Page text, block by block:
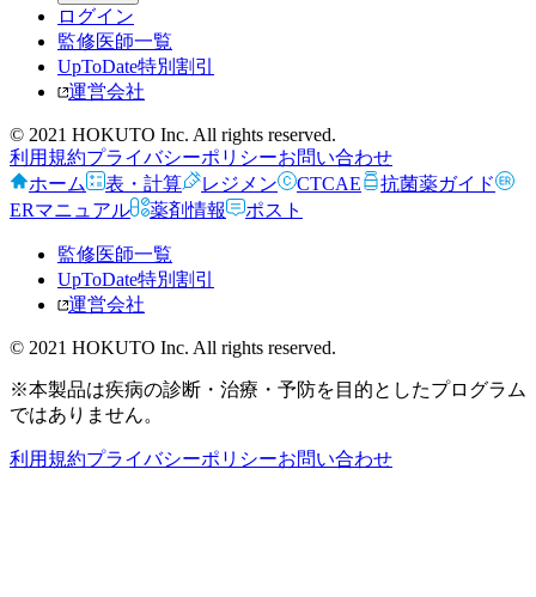
ログイン
監修医師一覧
UpToDate特別割引
運営会社
© 2021 HOKUTO Inc. All rights reserved.
利用規約プライバシーポリシーお問い合わせ
ホーム
表・計算 レジメン CTCAE
抗菌薬ガイド
ERマニュアル
薬剤情報 ポスト
監修医師一覧
UpToDate特別割引
運営会社
© 2021 HOKUTO Inc. All rights reserved.
※本製品は疾病の診断・治療・予防を目的としたプログラム
ではありません。
利用規約プライバシーポリシーお問い合わせ